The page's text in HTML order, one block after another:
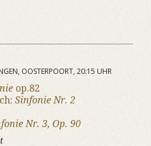
OOSTERPOORT, 20:15 UHR
op.82
Sinfonie Nr. 2
Nr. 3, Op. 90